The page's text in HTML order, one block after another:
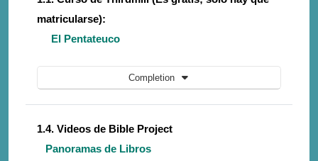
Completion
matricularse):
El Pentateuco
1.4. Videos de Bible Project
Panoramas de Libros